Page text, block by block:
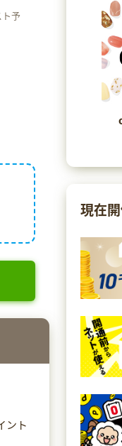
ログイン
ト予
ント
現在